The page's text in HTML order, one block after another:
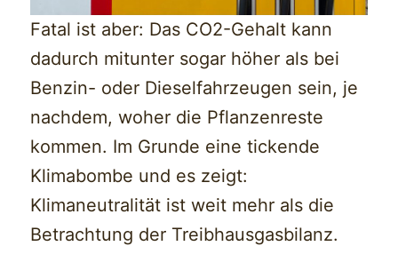
Fatal ist aber: Das CO2-Gehalt kann
dadurch mitunter sogar höher als bei
Benzin- oder Dieselfahrzeugen sein, je
nachdem, woher die Pflanzenreste
kommen. Im Grunde eine tickende
Klimabombe und es zeigt:
Klimaneutralität ist weit mehr als die
Betrachtung der Treibhausgasbilanz.